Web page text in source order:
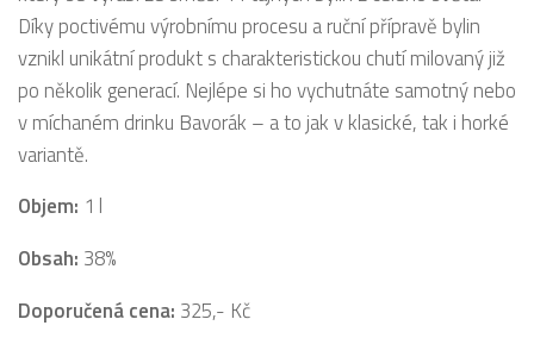
Díky poctivému výrobnímu procesu a ruční přípravě bylin
vznikl unikátní produkt s charakteristickou chutí milovaný již
po několik generací. Nejlépe si ho vychutnáte samotný nebo
v míchaném drinku Bavorák – a to jak v klasické, tak i horké
variantě.
Objem: 1 l
Obsah: 38%
Doporučená cena: 325,- Kč